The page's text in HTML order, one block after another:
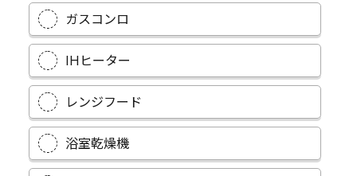
ガスコンロ
IHヒーター
レンジフード
浴室乾燥機